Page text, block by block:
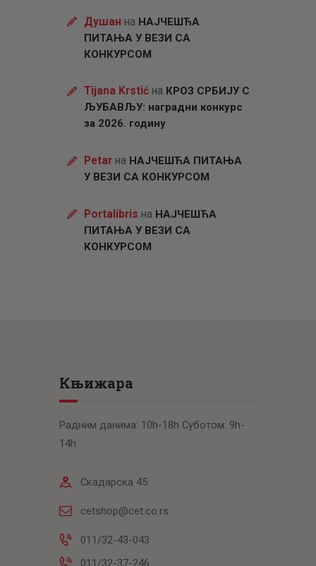
Душан на НАЈЧЕШЋА
ПИТАЊА У ВЕЗИ СА
КОНКУРСОМ
Tijana Krstićна КРОЗ СРБИЈУ С
ЉУБАВЉУ: наградни конкурс
за 2026. годину
Petarна НАЈЧЕШЋА ПИТАЊА
У ВЕЗИ СА КОНКУРСОМ
Portalibris на НАЈЧЕШЋА
ПИТАЊА У ВЕЗИ СА
КОНКУРСОМ
Књижара
Радним данима: 10h-18h Суботом: 9h-
14h
Скадарска 45
cetshop@cet.co.rs
011/32-43-043
011/32-37-246